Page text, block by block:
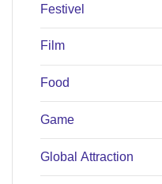
Festivel
Film
Food
Game
Global Attraction